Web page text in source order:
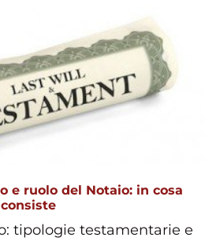
e ruolo del Notaio: in cosa
consiste
tipologie testamentarie e